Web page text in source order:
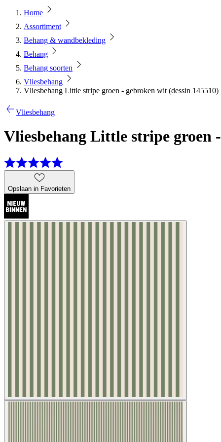
Home
Assortiment
Behang & wandbekleding
Behang
Behang soorten
Vliesbehang
Vliesbehang Little stripe groen - gebroken wit (dessin 145510)
Vliesbehang
Vliesbehang Little stripe groen
Opslaan in Favorieten